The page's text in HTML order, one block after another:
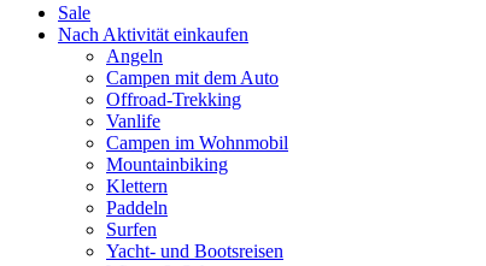
Sale
Nach Aktivität einkaufen
Angeln
Campen mit dem Auto
Offroad-Trekking
Vanlife
Campen im Wohnmobil
Mountainbiking
Klettern
Paddeln
Surfen
Yacht- und Bootsreisen